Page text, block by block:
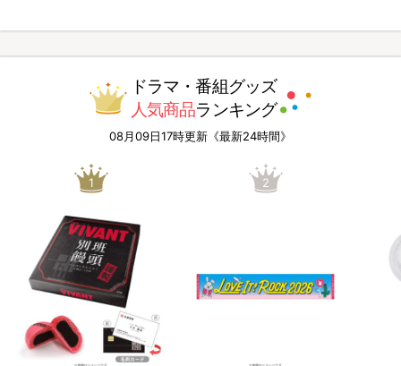
ドラマ・番組グッズ
人気商品ランキング
08月09日17時更新《最新24時間》
1 2